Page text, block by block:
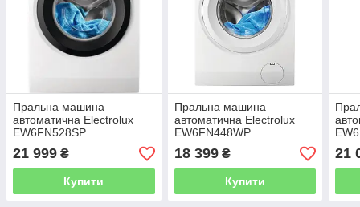
Пральна машина
автоматична Electrolux
EW6FN528SP
21 999 ₴
Купити
Пральна машина
автоматична Electrolux
EW6FN448WP
18 399₴
Купити
21